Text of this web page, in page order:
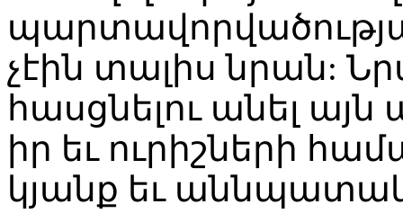
չէին տալիս նրան:
հասցնելու անել այն
իր եւ ուրիշների
կյանք եւ